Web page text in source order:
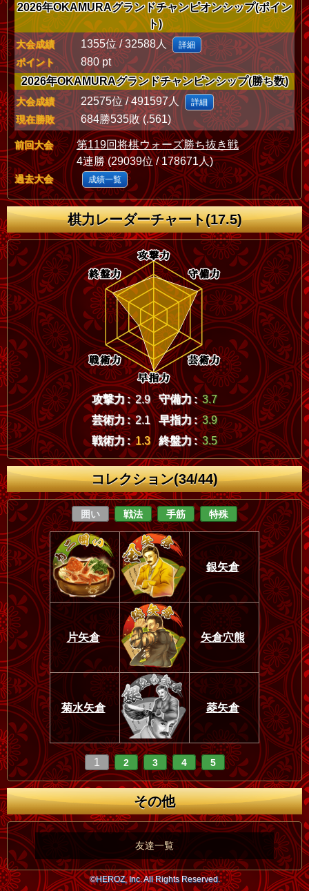
2026年OKAMURAグランドチャンピオンシップ(ポイン
ト)
大会成績 1355位 / 32588人 詳細
ポイント
880 pt
2026年OKAMURAグランドチャンピンシップ(勝ち数)
大会成績 22575位 / 491597人 詳細
現在勝敗 684勝535敗 (.561)
前回大会
第119回将棋ウォーズ勝ち抜き戦
4連勝 (29039位 / 178671人)
過去大会 成績一覧
棋力レーダーチャート(17.5)
攻撃力 : 2.9 守備力 : 3.7
芸術力 : 2.1 早指力 : 3.9
戦術力 : 1.3 終盤力 : 3.5
コレクション(34/44)
囲い 戦法 手筋 特殊
銀矢倉
片矢倉 矢倉穴熊
菊水矢倉 菱矢倉
1 2 3 4 5
その他
友達一覧
©HEROZ, Inc. All Rights Reserved.